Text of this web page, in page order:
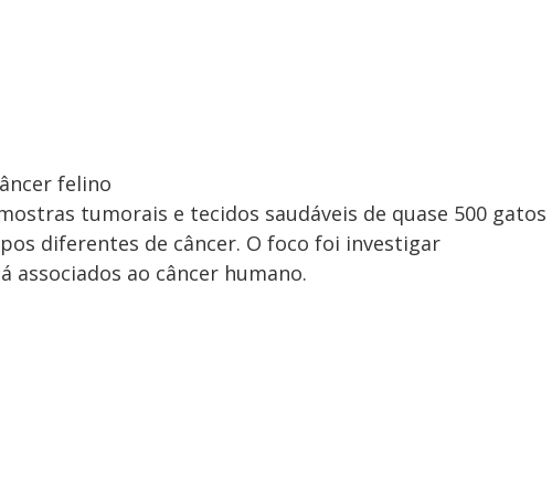
felino
tumorais e tecidos saudáveis de quase 500 gatos
diferentes de câncer. O foco foi investigar
associados ao câncer humano.